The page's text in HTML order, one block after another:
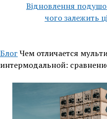
Відновлення
чого залежить
Блог Чем отличается
интермодальной: